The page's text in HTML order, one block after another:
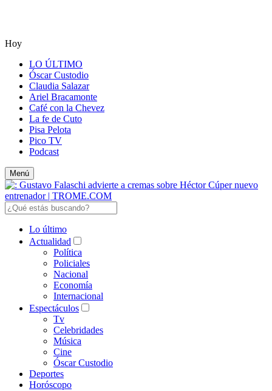
Hoy
LO ÚLTIMO
Óscar Custodio
Claudia Salazar
Ariel Bracamonte
Café con la Chevez
La fe de Cuto
Pisa Pelota
Pico TV
Podcast
Menú
Lo último
Actualidad
Política
Policiales
Nacional
Economía
Internacional
Espectáculos
Tv
Celebridades
Música
Cine
Óscar Custodio
Deportes
Horóscopo